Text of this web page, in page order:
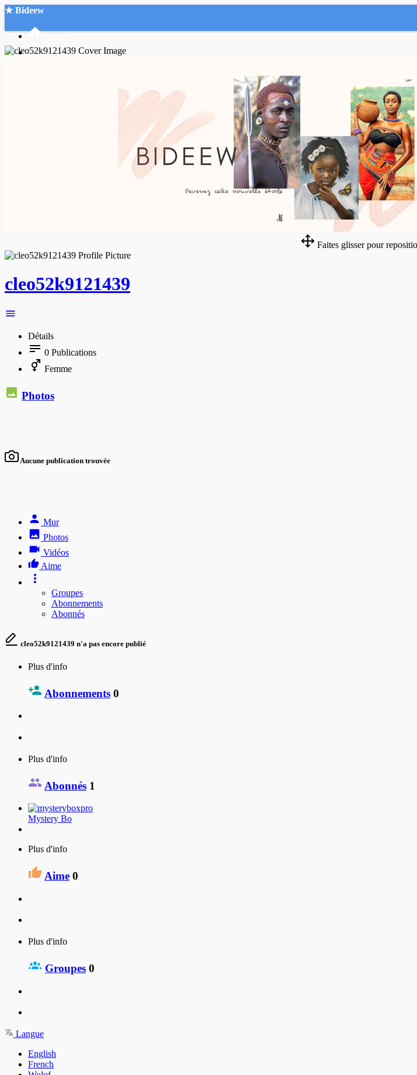
★ Bideew
Faites glisser pour
cleo52k9121439
Détails
0 Publications
Femme
Photos
Aucune publication trouvée
Mur
Photos
Vidéos
Aime
Groupes
Abonnements
Abonnés
cleo52k9121439 n'a pas encore publié
Plus d'info
Abonnements 0
Plus d'info
Abonnés 1
Mystery Bo
Plus d'info
Aime 0
Plus d'info
Groupes 0
Langue
English
French